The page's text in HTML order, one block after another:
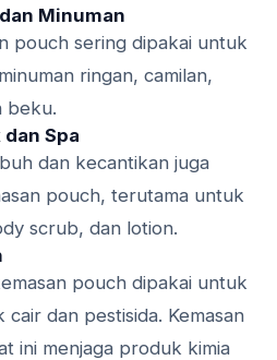
Minuman
pouch sering dipakai untuk
ringan, camilan,
beku.
Spa
dan kecantikan juga
pouch, terutama untuk
scrub, dan lotion.
pouch dipakai untuk
dan pestisida. Kemasan
ini menjaga produk kimia